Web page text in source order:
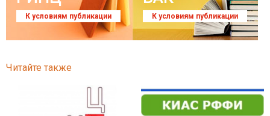
К условиям публикации К условиям публикации
Читайте также